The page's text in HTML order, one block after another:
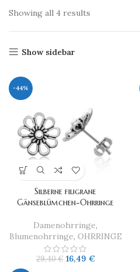
Showing all 4 results
Show sidebar
-44%
Silberne filigrane
Gänseblümchen-Ohrringe
Damenohrringe,
Blumenohrringe, OHRRINGE
29,40€ 16,49 €